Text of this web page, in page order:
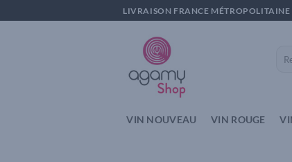
au
LIVRAISON FRANCE MÉTROPOLITAINE
VIN NOUVEAU VIN ROUGE